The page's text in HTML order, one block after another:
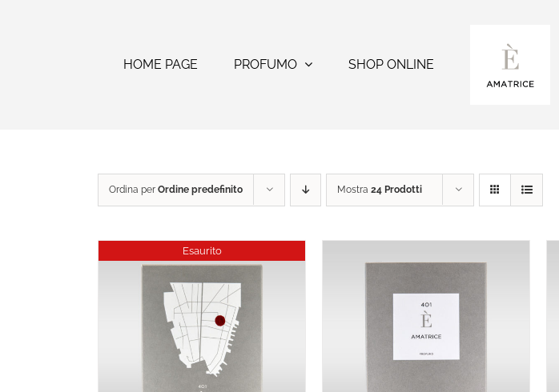
HOME PAGE PROFUMO SHOP ONLINE
Ordina per Ordine predefinito Mostra 24 Prodotti
Esaurito